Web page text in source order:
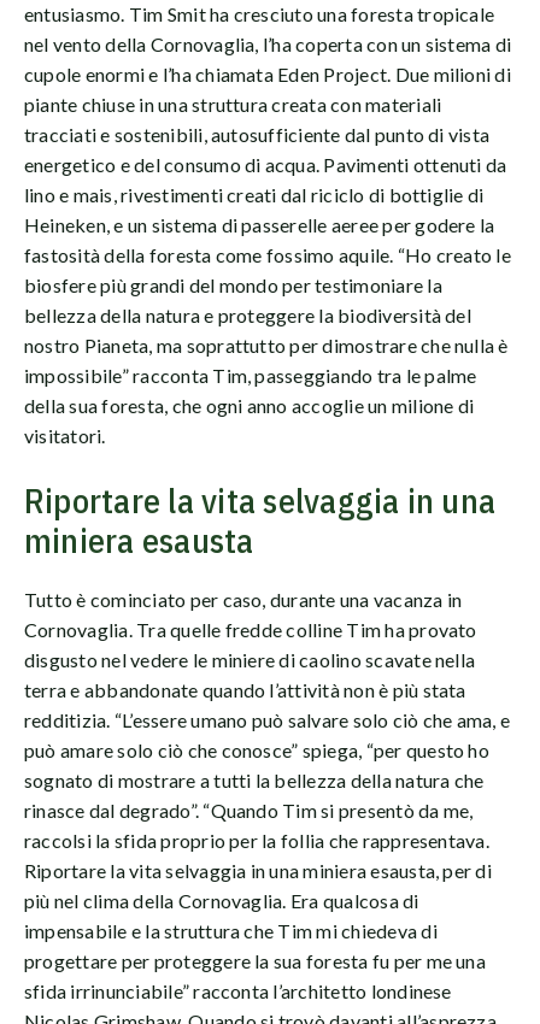
entusiasmo. Tim Smit ha cresciuto una foresta tropicale
nel vento della Cornovaglia, l’ha coperta con un sistema di
cupole enormi e l’ha chiamata Eden Project. Due milioni di
piante chiuse in una struttura creata con materiali
tracciati e sostenibili, autosufficiente dal punto di vista
energetico e del consumo di acqua. Pavimenti ottenuti da
lino e mais, rivestimenti creati dal riciclo di bottiglie di
Heineken, e un sistema di passerelle aeree per godere la
fastosità della foresta come fossimo aquile. “Ho creato le
biosfere più grandi del mondo per testimoniare la
bellezza della natura e proteggere la biodiversità del
nostro Pianeta, ma soprattutto per dimostrare che nulla è
impossibile” racconta Tim, passeggiando tra le palme
della sua foresta, che ogni anno accoglie un milione di
visitatori.
Riportare la vita selvaggia in una
miniera esausta
Tutto è cominciato per caso, durante una vacanza in
Cornovaglia. Tra quelle fredde colline Tim ha provato
disgusto nel vedere le miniere di caolino scavate nella
terra e abbandonate quando l’attività non è più stata
redditizia. “L’essere umano può salvare solo ciò che ama, e
può amare solo ciò che conosce” spiega, “per questo ho
sognato di mostrare a tutti la bellezza della natura che
rinasce dal degrado”. “Quando Tim si presentò da me,
raccolsi la sfida proprio per la follia che rappresentava.
Riportare la vita selvaggia in una miniera esausta, per di
più nel clima della Cornovaglia. Era qualcosa di
impensabile e la struttura che Tim mi chiedeva di
progettare per proteggere la sua foresta fu per me una
sfida irrinunciabile” racconta l’architetto londinese